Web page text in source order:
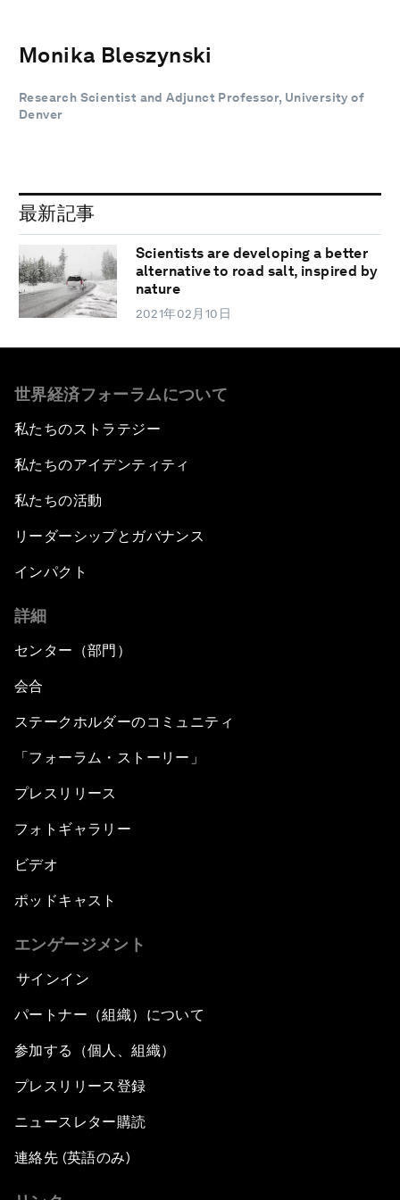
Monika Bleszynski
Research Scientist and Adjunct Professor, University of
Denver
最新記事
Scientists are developing a better
alternative to road salt, inspired by
nature
2021年02月10日
世界経済フォーラムについて
私たちのストラテジー
私たちのアイデンティティ
私たちの活動
リーダーシップとガバナンス
インパクト
詳細
センター（部門）
会合
ステークホルダーのコミュニティ
「フォーラム・ストーリー」
プレスリリース
フォトギャラリー
ビデオ
ポッドキャスト
エンゲージメント
サインイン
パートナー（組織）について
参加する（個人、組織）
プレスリリース登録
ニュースレター購読
連絡先 (英語のみ)